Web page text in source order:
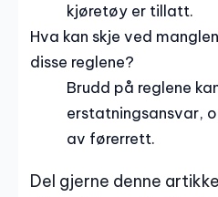
kjøretøy er tillatt.
Hva kan skje ved
disse reglene?
Brudd på reglene
erstatningsansvar,
av førerrett.
Del gjerne denne